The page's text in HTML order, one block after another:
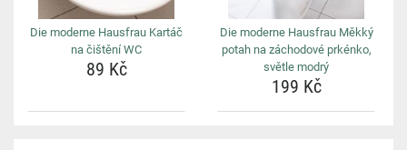
Die moderne Hausfrau Kartáč
na čištění WC
89 Kč
Die moderne Hausfrau Měkký
potah na záchodové prkénko,
světle modrý
199 Kč